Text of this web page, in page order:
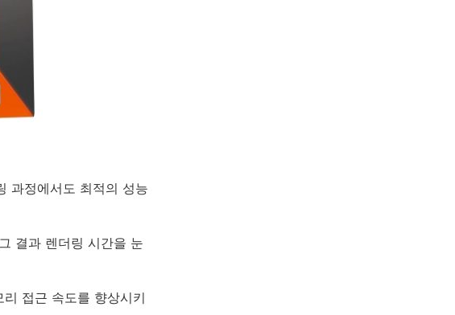
과정에서도 최적의 성능
결과 렌더링 시간을 눈
접근 속도를 향상시키